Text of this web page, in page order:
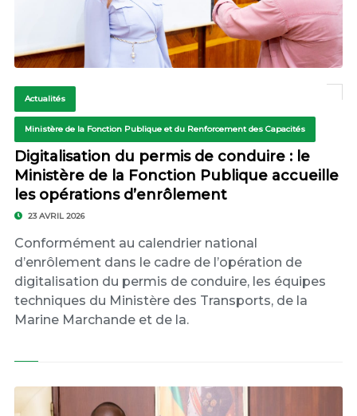
Actualités
Ministère de la Fonction Publique et du Renforcement des Capacités
Digitalisation du permis de conduire : le
Ministère de la Fonction Publique accueille
les opérations d’enrôlement
23 AVRIL 2026
Conformément au calendrier national
d’enrôlement dans le cadre de l’opération de
digitalisation du permis de conduire, les équipes
techniques du Ministère des Transports, de la
Marine Marchande et de la.